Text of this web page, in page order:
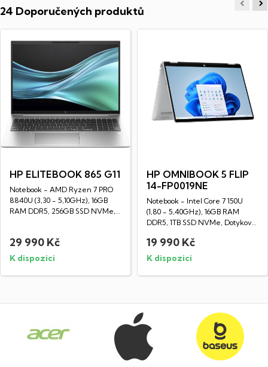
24 Doporučených produktů
HP ELITEBOOK 865 G11
Notebook - AMD Ryzen 7 PRO
8840U (3,30 - 5,10GHz), 16GB
RAM DDR5, 256GB SSD NVMe,
29 990 Kč
K dispozici
HP OMNIBOOK 5 FLIP
14-FP0019NE
Notebook - Intel Core 7 150U
(1,80 - 5,40GHz), 16GB RAM
DDR5, 1TB SSD NVMe, Dotykový
19 990 Kč
K dispozici